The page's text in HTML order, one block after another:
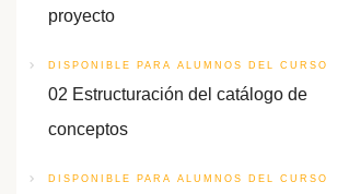
proyecto
DISPONIBLE PARA ALUMNOS DEL CURSO
02 Estructuración del catálogo de
conceptos
DISPONIBLE PARA ALUMNOS DEL CURSO